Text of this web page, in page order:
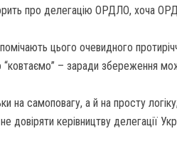
про делегацію ОРДЛО, хоча
цього очевидного
– заради збереження
на самоповагу, а й на просту логіку;
довіряти керівництву делегації